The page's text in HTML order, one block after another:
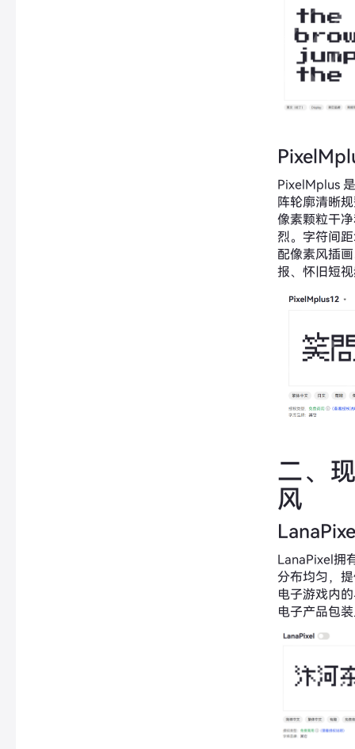
PixelMplus
阵轮廓清晰
像素颗粒干
烈。字符间
配像素风插
报、怀旧短
二、
风
LanaPixel拥
分布均匀，
电子游戏内
电子产品包